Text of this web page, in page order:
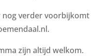
nog verder voorbijkomt
zijn altijd welkom.